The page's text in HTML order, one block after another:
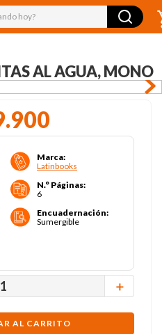
hoy?
AL AGUA, MONO
.900
Marca:
Latinbooks
N.° Páginas:
6
Encuadernación:
Sumergible
＋
AL CARRITO